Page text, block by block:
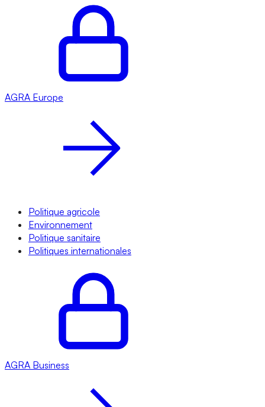
AGRA Europe
Politique agricole
Environnement
Politique sanitaire
Politiques internationales
AGRA Business